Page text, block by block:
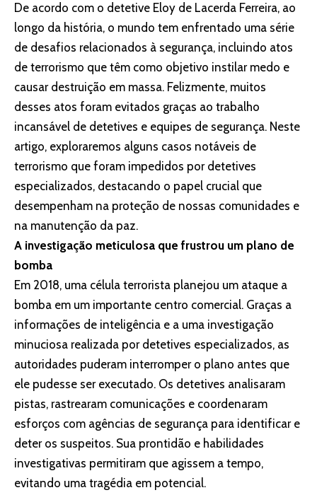
De acordo com o detetive Eloy de Lacerda Ferreira, ao
longo da história, o mundo tem enfrentado uma série
de desafios relacionados à segurança, incluindo atos
de terrorismo que têm como objetivo instilar medo e
causar destruição em massa. Felizmente, muitos
desses atos foram evitados graças ao trabalho
incansável de detetives e equipes de segurança. Neste
artigo, exploraremos alguns casos notáveis de
terrorismo que foram impedidos por detetives
especializados, destacando o papel crucial que
desempenham na proteção de nossas comunidades e
na manutenção da paz.
A investigação meticulosa que frustrou um plano de
bomba
Em 2018, uma célula terrorista planejou um ataque a
bomba em um importante centro comercial. Graças a
informações de inteligência e a uma investigação
minuciosa realizada por detetives especializados, as
autoridades puderam interromper o plano antes que
ele pudesse ser executado. Os detetives analisaram
pistas, rastrearam comunicações e coordenaram
esforços com agências de segurança para identificar e
deter os suspeitos. Sua prontidão e habilidades
investigativas permitiram que agissem a tempo,
evitando uma tragédia em potencial.